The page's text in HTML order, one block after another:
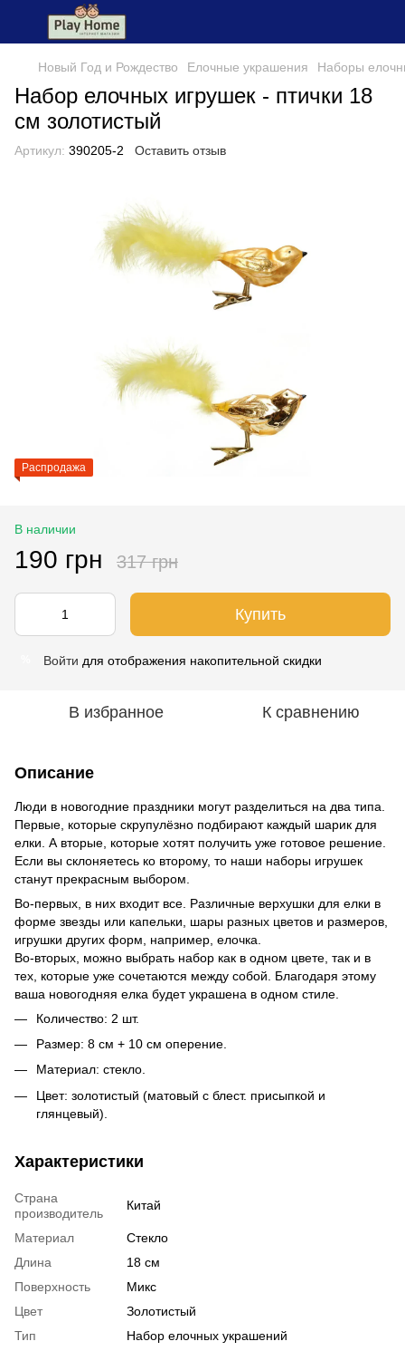
Новый Год и Рождество Елочные украшения Наборы
Набор елочных игрушек - птички 18
см золотистый
Артикул: 390205-2 Оставить отзыв
Распродажа
В наличии
190 грн 317 грн
Купить
Войти для отображения накопительной скидки
В избранное К сравнению
Описание
Люди в новогодние праздники могут разделиться на два типа.
Первые, которые скрупулёзно подбирают каждый шарик для
елки. А вторые, которые хотят получить уже готовое решение.
Если вы склоняетесь ко второму, то наши наборы игрушек
станут прекрасным выбором.
Во-первых, в них входит все. Различные верхушки для елки в
форме звезды или капельки, шары разных цветов и размеров,
игрушки других форм, например, елочка.
Во-вторых, можно выбрать набор как в одном цвете, так и в
тех, которые уже сочетаются между собой. Благодаря этому
ваша новогодняя елка будет украшена в одном стиле.
Количество: 2 шт.
Размер: 8 см + 10 см оперение.
Материал: стекло.
Цвет: золотистый (матовый с блест. присыпкой и
глянцевый).
Характеристики
Страна
производитель
Китай
Материал
Стекло
Длина
18 см
Поверхность
Микс
Цвет
Золотистый
Тип
Набор елочных украшений